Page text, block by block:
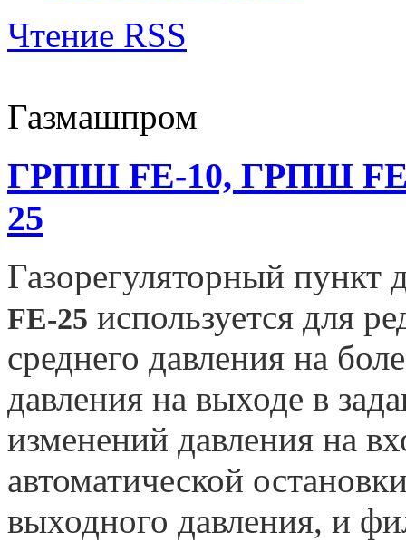
Чтение RSS
Газмашпром
ГРПШ FE-10, ГРПШ FE-
25
Газорегуляторный пункт
FE-25 используется для
среднего давления на
давления на выходе в
изменений давления на
автоматической
выходного давления, и